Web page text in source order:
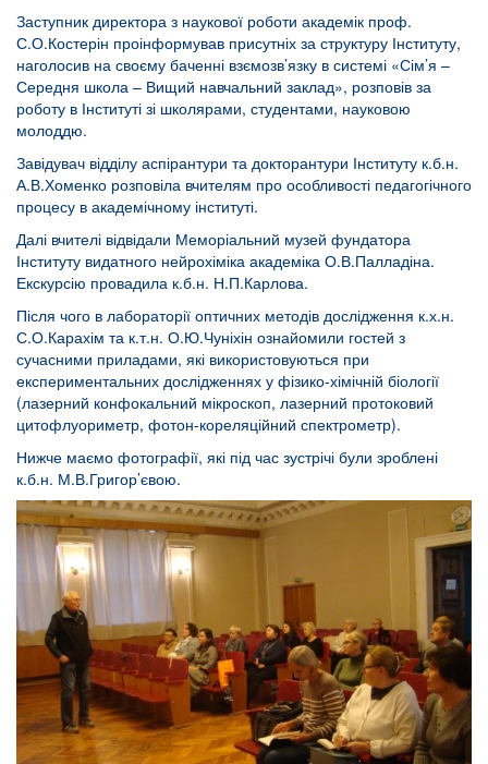
Заступник директора з наукової роботи академік проф.
С.О.Костерін проінформував присутніх за структуру Інституту,
наголосив на своєму баченні взємозв’язку в системі «Сім’я –
Середня школа – Вищий навчальний заклад», розповів за
роботу в Інституті зі школярами, студентами, науковою
молоддю.
Завідувач відділу аспірантури та докторантури Інституту к.б.н.
А.В.Хоменко розповіла вчителям про особливості педагогічного
процесу в академічному інституті.
Далі вчителі відвідали Меморіальний музей фундатора
Інституту видатного нейрохіміка академіка О.В.Палладіна.
Екскурсію провадила к.б.н. Н.П.Карлова.
Після чого в лабораторії оптичних методів дослідження к.х.н.
С.О.Карахім та к.т.н. О.Ю.Чуніхін ознайомили гостей з
сучасними приладами, які використовуються при
експериментальних дослідженнях у фізико-хімічній біології
(лазерний конфокальний мікроскоп, лазерний протоковий
цитофлуориметр, фотон-кореляційний спектрометр).
Нижче маємо фотографії, які під час зустрічі були зроблені
к.б.н. М.В.Григор’євою.